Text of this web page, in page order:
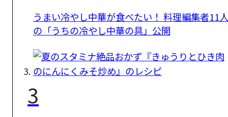
うまい冷やし中華が食べたい！ 料理編集者11人
の「うちの冷やし中華の具」公開
3